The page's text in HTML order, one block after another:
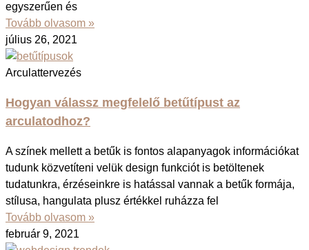
egyszerűen és
Tovább olvasom »
július 26, 2021
Arculattervezés
Hogyan válassz megfelelő betűtípust az
arculatodhoz?
A színek mellett a betűk is fontos alapanyagok információkat
tudunk közvetíteni velük design funkciót is betöltenek
tudatunkra, érzéseinkre is hatással vannak a betűk formája,
stílusa, hangulata plusz értékkel ruházza fel
Tovább olvasom »
február 9, 2021